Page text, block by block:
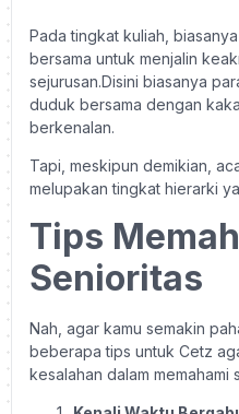
Pada tingkat kuliah,
bersama untuk menjalin
sejurusan.Disini biasanya
duduk bersama dengan
berkenalan.
Tapi, meskipun demikian,
melupakan tingkat hierarki
Tips
Senioritas
Nah, agar kamu semakin
beberapa tips untuk Cetz
kesalahan dalam memahami